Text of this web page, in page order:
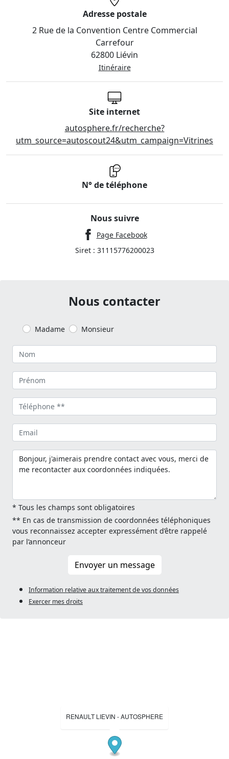
Adresse postale
2 Rue de la Convention Centre Commercial
Carrefour
62800 Liévin
Itinéraire
Site internet
autosphere.fr/recherche?
utm_source=autoscout24&utm_campaign=Vitrines
N° de téléphone
Nous suivre
Page Facebook
Siret : 31115776200023
Nous contacter
Madame Monsieur
* Tous les champs sont obligatoires
** En cas de transmission de coordonnées téléphoniques
vous reconnaissez accepter expressément d’être rappelé
par l’annonceur
Envoyer un message
Information relative aux traitement de vos données
Exercer mes droits
RENAULT LIEVIN - AUTOSPHERE